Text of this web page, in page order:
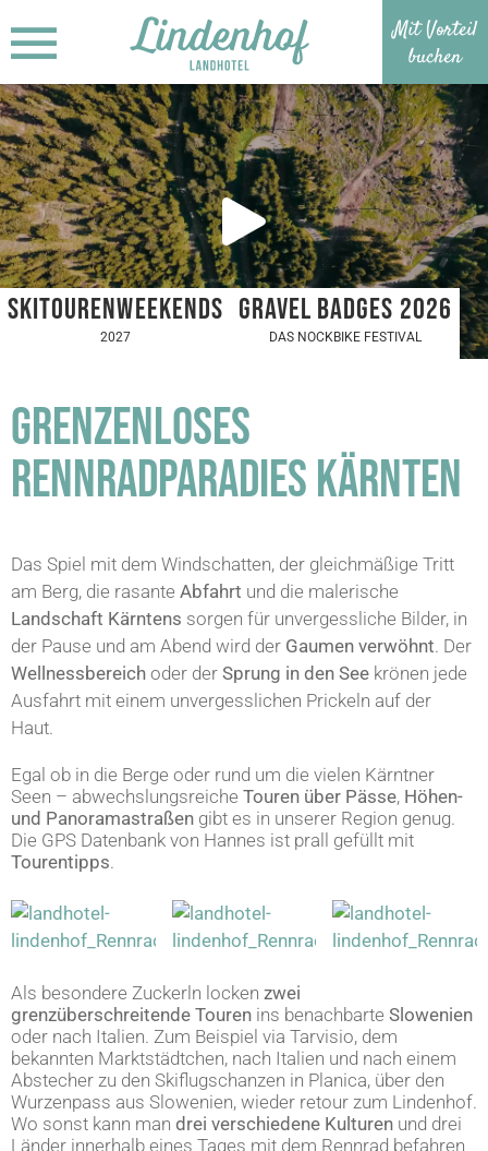
MENÜ
Mit Vorteil
buchen
SKITOURENWEEKENDS
2027
GRAVEL
DAS
GRENZENLOSES
RENNRADPARADIES KÄRNTEN
Das Spiel mit dem Windschatten, der gleichmäßige Tritt
am Berg, die rasante Abfahrt und die malerische
Landschaft Kärntens sorgen für unvergessliche Bilder, in
der Pause und am Abend wird der Gaumen verwöhnt. Der
Wellnessbereich oder der Sprung in den See krönen jede
Ausfahrt mit einem unvergesslichen Prickeln auf der
Haut.
Egal ob in die Berge oder rund um die vielen Kärntner
Seen – abwechslungsreiche Touren über Pässe, Höhen-
und Panoramastraßen gibt es in unserer Region genug.
Die GPS Datenbank von Hannes ist prall gefüllt mit
Tourentipps.
Als besondere Zuckerln locken zwei
grenzüberschreitende Touren ins benachbarte Slowenien
oder nach Italien. Zum Beispiel via Tarvisio, dem
bekannten Marktstädtchen, nach Italien und nach einem
Abstecher zu den Skiflugschanzen in Planica, über den
Wurzenpass aus Slowenien, wieder retour zum Lindenhof.
Wo sonst kann man drei verschiedene Kulturen und drei
Länder innerhalb eines Tages mit dem Rennrad befahren